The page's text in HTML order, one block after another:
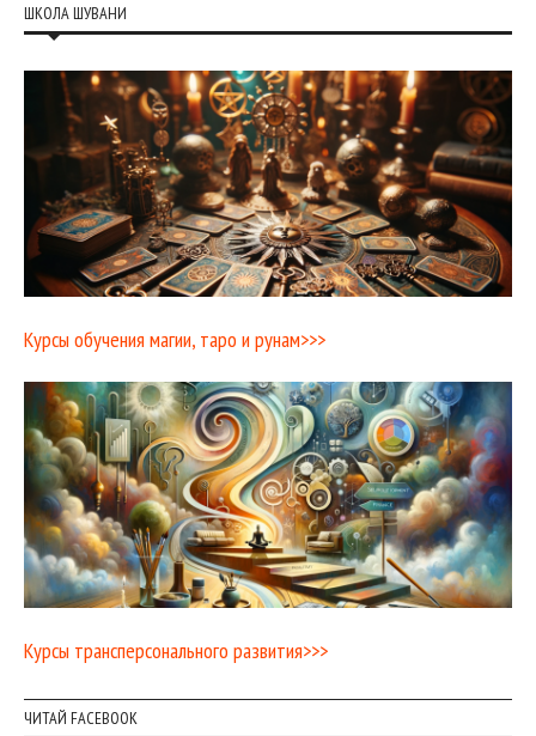
ШКОЛА ШУВАНИ
Курсы обучения магии, таро и рунам>>>
Курсы трансперсонального развития>>>
ЧИТАЙ FACEBOOK